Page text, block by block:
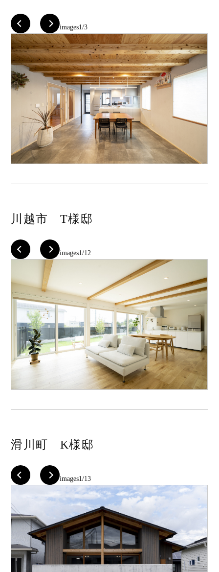
images1/3
川越市 T様邸
images1/12
滑川町 K様邸
images1/13